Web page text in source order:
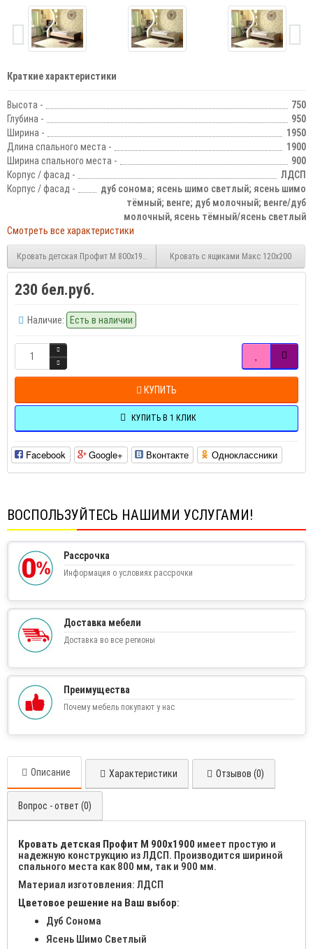
Краткие характеристики
Высота -
750
Глубина -
950
Ширина -
1950
Длина спального места -
1900
Ширина спального места -
900
Корпус / фасад -
ЛДСП
Корпус / фасад -
дуб сонома; ясень шимо светлый; ясень шимо
тёмный; венге; дуб молочный; венге/дуб
молочный, ясень тёмный/ясень светлый
Смотреть все характеристики
Кровать детская Профит М 800х1900 Кровать с ящиками Макс 120х200
230 бел.руб.
Наличие: Есть в наличии
КУПИТЬ
КУПИТЬ В 1 КЛИК
Facebook Google+ Вконтакте Одноклассники
ВОСПОЛЬЗУЙТЕСЬ НАШИМИ УСЛУГАМИ!
Рассрочка
Информация о условиях рассрочки
Доставка мебели
Доставка во все регионы
Преимущества
Почему мебель покупают у нас
Описание Характеристики Отзывов (0)
Вопрос - ответ (0)
Кровать детская Профит М 900х1900 имеет простую и
надежную конструкцию из ЛДСП. Производится шириной
спального места как 800 мм, так и 900 мм.
Материал изготовления: ЛДСП
Цветовое решение на Ваш выбор:
Дуб Сонома
Ясень Шимо Светлый